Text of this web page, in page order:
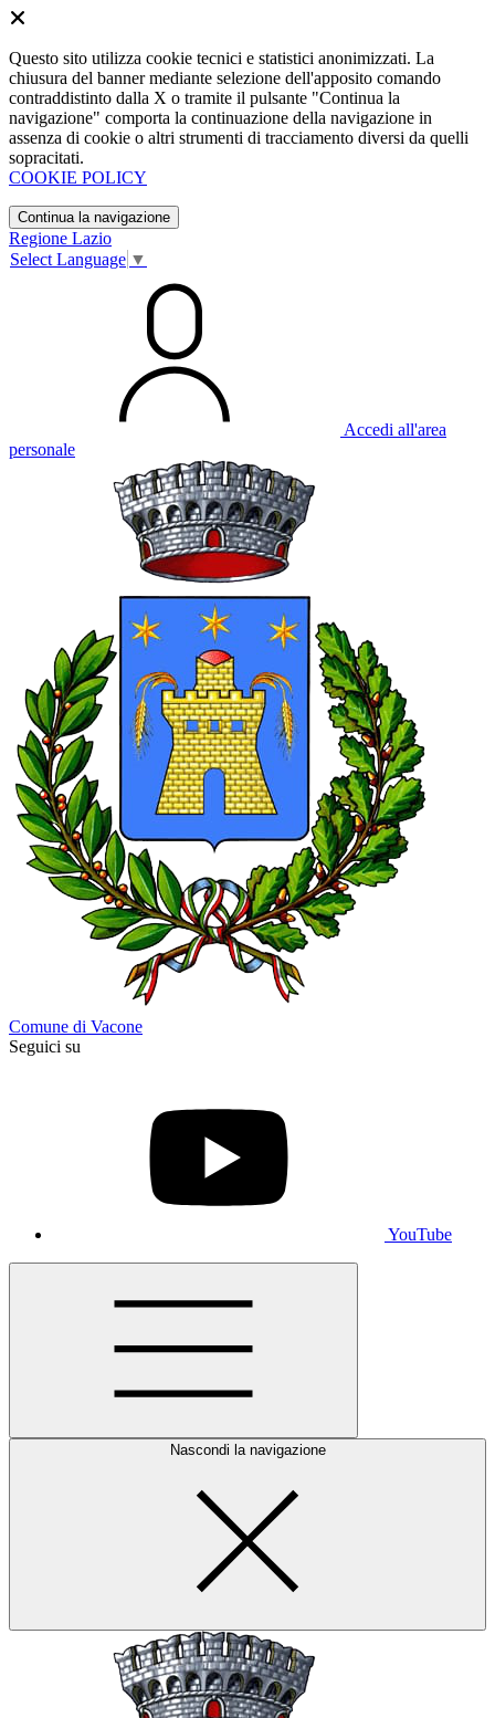
Questo sito utilizza cookie tecnici e statistici anonimizzati. La
chiusura del banner mediante selezione dell'apposito comando
contraddistinto dalla X o tramite il pulsante "Continua la
navigazione" comporta la continuazione della navigazione in
assenza di cookie o altri strumenti di tracciamento diversi da quelli
sopracitati.
COOKIE POLICY
Continua la navigazione
Regione Lazio
Select Language ▼
Accedi all'area
personale
Comune di Vacone
Seguici su
YouTube
Nascondi la navigazione